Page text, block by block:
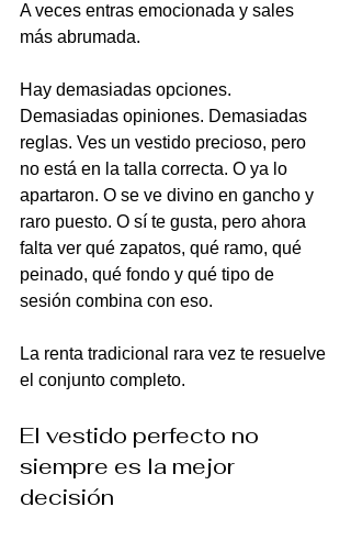
A veces entras emocionada y sales
más abrumada.
Hay demasiadas opciones.
Demasiadas opiniones. Demasiadas
reglas. Ves un vestido precioso, pero
no está en la talla correcta. O ya lo
apartaron. O se ve divino en gancho y
raro puesto. O sí te gusta, pero ahora
falta ver qué zapatos, qué ramo, qué
peinado, qué fondo y qué tipo de
sesión combina con eso.
La renta tradicional rara vez te resuelve
el conjunto completo.
El vestido perfecto no
siempre es la mejor
decisión